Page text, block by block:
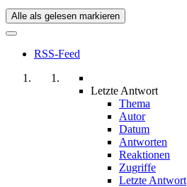
Alle als gelesen markieren
RSS-Feed
Letzte Antwort
Thema
Autor
Datum
Antworten
Reaktionen
Zugriffe
Letzte Antwort